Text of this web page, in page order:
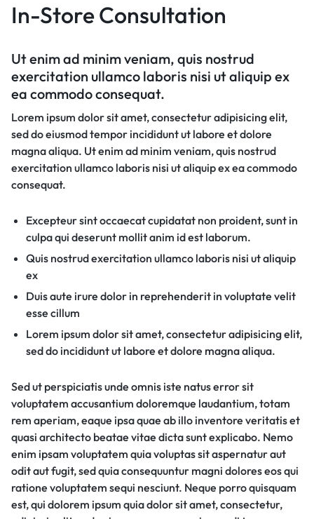
In-Store Consultation
Ut enim ad minim veniam, quis nostrud
exercitation ullamco laboris nisi ut aliquip ex
ea commodo consequat.
Lorem ipsum dolor sit amet, consectetur adipisicing elit,
sed do eiusmod tempor incididunt ut labore et dolore
magna aliqua. Ut enim ad minim veniam, quis nostrud
exercitation ullamco laboris nisi ut aliquip ex ea commodo
consequat.
Excepteur sint occaecat cupidatat non proident, sunt in
culpa qui deserunt mollit anim id est laborum.
Quis nostrud exercitation ullamco laboris nisi ut aliquip
ex
Duis aute irure dolor in reprehenderit in voluptate velit
esse cillum
Lorem ipsum dolor sit amet, consectetur adipisicing elit,
sed do incididunt ut labore et dolore magna aliqua.
Sed ut perspiciatis unde omnis iste natus error sit
voluptatem accusantium doloremque laudantium, totam
rem aperiam, eaque ipsa quae ab illo inventore veritatis et
quasi architecto beatae vitae dicta sunt explicabo. Nemo
enim ipsam voluptatem quia voluptas sit aspernatur aut
odit aut fugit, sed quia consequuntur magni dolores eos qui
ratione voluptatem sequi nesciunt. Neque porro quisquam
est, qui dolorem ipsum quia dolor sit amet, consectetur,